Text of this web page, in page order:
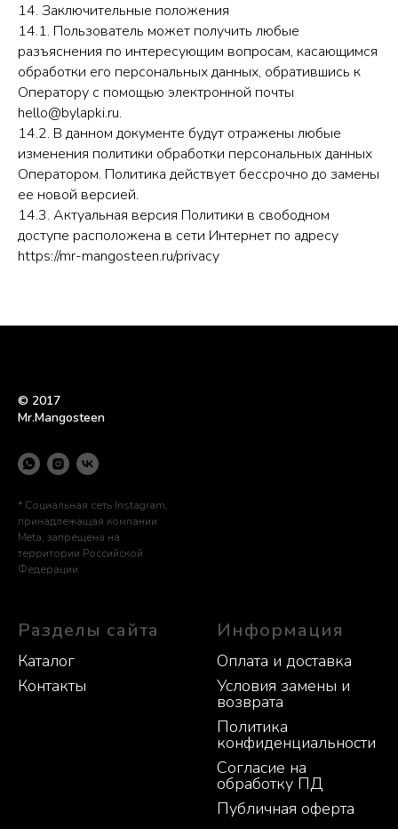
14. Заключительные положения
14.1. Пользователь может получить любые
разъяснения по интересующим вопросам, касающимся
обработки его персональных данных, обратившись к
Оператору с помощью электронной почты
hello@bylapki.ru.
14.2. В данном документе будут отражены любые
изменения политики обработки персональных данных
Оператором. Политика действует бессрочно до замены
ее новой версией.
14.3. Актуальная версия Политики в свободном
доступе расположена в сети Интернет по адресу
https://mr-mangosteen.ru/privacy
© 2017
Mr.Mangosteen
* Социальная сеть Instagram,
принадлежащая компании
Meta, запрещена на
территории Российской
Федерации
Разделы сайта
Каталог
Контакты
Информация
Оплата и доставка
Условия замены и
возврата
Политика
конфиденциальности
Согласие на
обработку ПД
Публичная оферта